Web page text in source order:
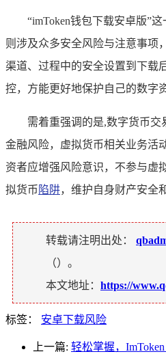
“imToken钱包下载安卓版”
则涉及众多安全风险与注意事项
渠道、过程中的安全设置到下载
控，方能更好地保护自己的数字
需着重强调的是,数字货币交
金融风险，虚拟货币相关业务活
资者应增强风险意识，不参与虚
拟货币 陷阱，维护自身财产安全
转载请注明出处：
（）。
本文地址： https://
标签： 安卓下载风险
上一篇: 轻松掌握，